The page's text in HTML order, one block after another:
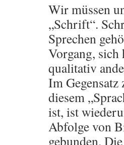
Wir müssen
„Schrift“.
Sprechen
Vorgang,
qualitativ
Im
diesem
ist, ist
Abfolge von
gebunden.